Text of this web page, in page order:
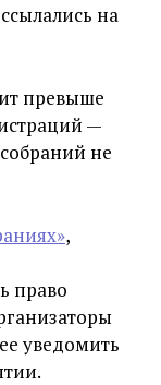
на
превыше
—
не
,
право
уведомить